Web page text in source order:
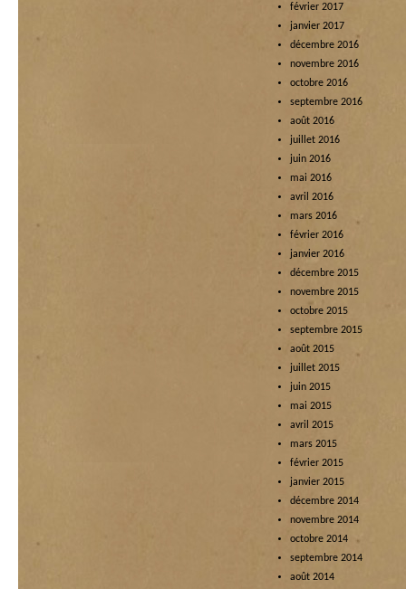
février 2017
janvier 2017
décembre 2016
novembre 2016
octobre 2016
septembre 2016
août 2016
juillet 2016
juin 2016
mai 2016
avril 2016
mars 2016
février 2016
janvier 2016
décembre 2015
novembre 2015
octobre 2015
septembre 2015
août 2015
juillet 2015
juin 2015
mai 2015
avril 2015
mars 2015
février 2015
janvier 2015
décembre 2014
novembre 2014
octobre 2014
septembre 2014
août 2014